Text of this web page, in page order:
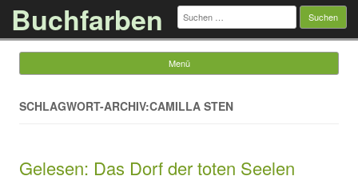
Buchfarben Suchen
nach:
Menü
SCHLAGWORT-ARCHIV:CAMILLA STEN
Gelesen: Das Dorf der toten Seelen